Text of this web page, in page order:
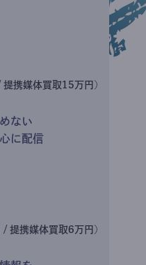
携媒体買取15万円)
ない
に配信
提携媒体買取6万円)